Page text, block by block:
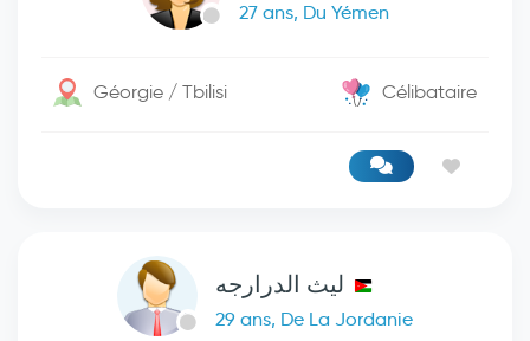
27 ans, Du Yémen
Géorgie / Tbilisi Célibataire
ليث الدرارجه
29 ans, De La Jordanie